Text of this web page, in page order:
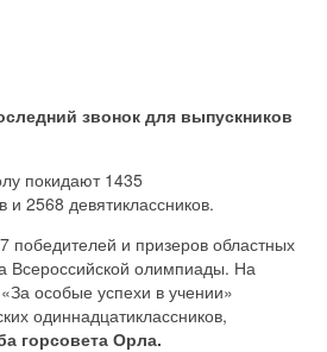
звонок для выпускников
покидают 1435
и 2568 девятиклассников.
победителей и призеров областных
Всероссийской олимпиады. На
особые успехи в учении»
одиннадцатиклассников,
горсовета Орла.